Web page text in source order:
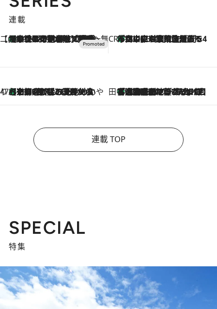
連載
【CREA×星野リゾート】唯一無二。癒しと発見が待つ場所へ
2026.8.7
【トンボの足水浴】ヒノキの香りに包まれて涼感マックス！約13℃の湧水かけ流しを避暑地「星野温泉 トンボの湯」で体験 CREA'S CHOICE
2026.8.7
「立川にも歌舞伎があるんだよ」 片岡仁左衛門・市川中車ら豪華座組みで4年目の立川立飛歌舞伎へ
47都道府県の手みやげ ひんやりスイーツで夏を満喫
2026.8.7
【京都府】この夏絶対食べたい 冷やしておいしいおやつ3選 ひと口目から心を掴む新緑のテリーヌ 田中稲の勝手に再ブーム
2026.8.7
「湘南乃風に憧れて」観客大盛上がりの“タオル回し”に、ラッパー顔負けの高速歌唱まで…さだまさし（74）のアグレッシブすぎる現在地
連載 TOP
SPECIAL
特集